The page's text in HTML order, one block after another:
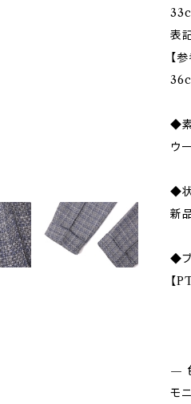
表
【
◆
ウ
◆
新
◆
【
—
モ